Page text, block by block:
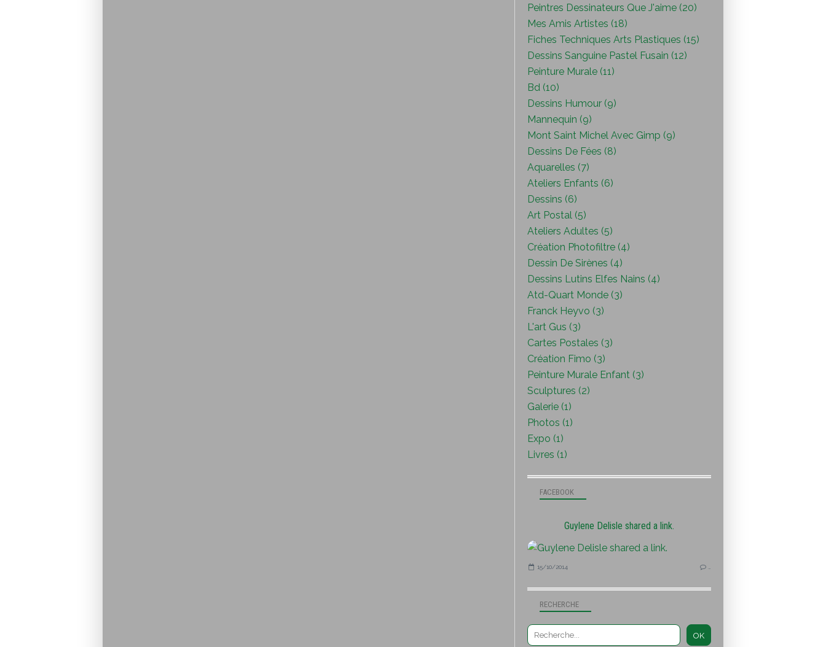
RECHERCHE
FACEBOOK
Guylene Delisle shared a link.
15/10/2014
Peintres Dessinateurs Que J'aime (20)
Mes Amis Artistes (18)
Fiches Techniques Arts Plastiques (15)
Dessins Sanguine Pastel Fusain (12)
Peinture Murale (11)
Bd (10)
Dessins Humour (9)
Mannequin (9)
Mont Saint Michel Avec Gimp (9)
Dessins De Fées (8)
Aquarelles (7)
Ateliers Enfants (6)
Dessins (6)
Art Postal (5)
Ateliers Adultes (5)
Création Photofiltre (4)
Dessin De Sirènes (4)
Dessins Lutins Elfes Nains (4)
Atd-Quart Monde (3)
Franck Heyvo (3)
L'art Gus (3)
Cartes Postales (3)
Création Fimo (3)
Peinture Murale Enfant (3)
Sculptures (2)
Galerie (1)
Photos (1)
Expo (1)
Livres (1)